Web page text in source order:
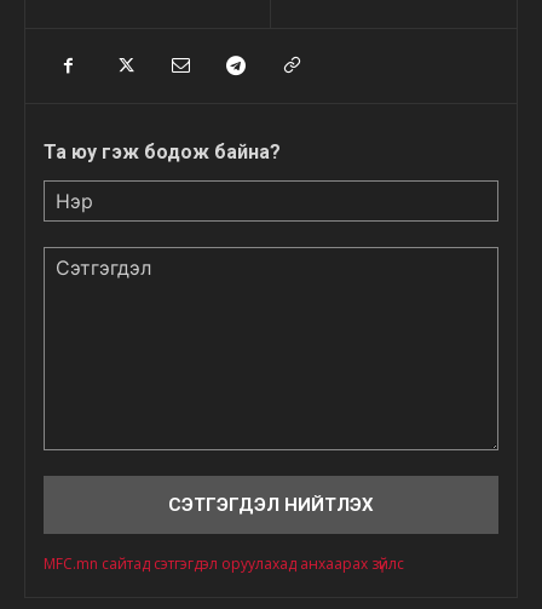
Та юу гэж бодож байна?
MFC.mn сайтад сэтгэгдэл оруулахад анхаарах зүйлс